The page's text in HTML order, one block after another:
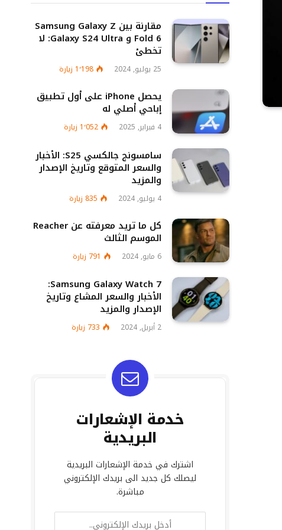
مقارنة بين Samsung Galaxy Z
Fold 6 و Galaxy S24 Ultra: لا
تخطئ
25 يوليو, 2024 1٬198 زيارة
يحصل iPhone على أول تطبيق
إباحي أصلي له
4 فبراير, 2025 1٬052 زيارة
سامسونج جالكسي S25: الأخبار
والسعر المتوقع وتاريخ الإصدار
والمزيد
4 يوليو, 2024 835 زيارة
كل ما تريد معرفته عن Reacher
الموسم الثالث
6 مايو, 2024 791 زيارة
Samsung Galaxy Watch 7:
الأخبار والسعر المشاع وتاريخ
الإصدار والمزيد
2 أبريل, 2024 733 زيارة
خدمة الإشعارات
البريدية
اشترك في خدمة الإشعارات البريدية
ليصلك كل جديد الى بريدك الإلكتروني
مباشرة.